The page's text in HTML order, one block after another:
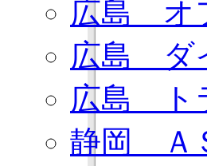
広島 オ
広島 ダ
広島 ト
静岡 Ａ